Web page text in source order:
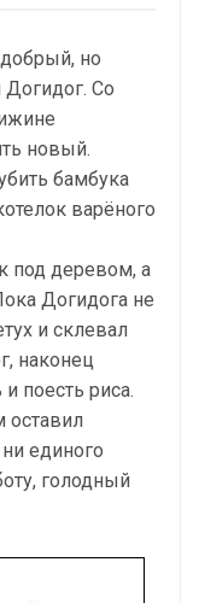
но
Со
новый.
бамбука
варёного
под деревом, а
Догидога не
и склевал
наконец
поесть риса.
единого
голодный